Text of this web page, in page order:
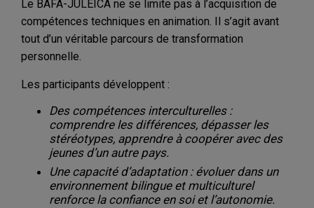
Le BAFA-JULEICA ne se limite pas à l’acquisition de
compétences techniques en animation. Il s’agit avant
tout d’un véritable parcours de transformation
personnelle.
Les participants développent :
Des compétences interculturelles :
comprendre les différences, dépasser les
stéréotypes, apprendre à coopérer avec des
jeunes d’un autre pays.
Une capacité d’adaptation : évoluer dans un
environnement bilingue et multiculturel
renforce la confiance en soi et l’autonomie.